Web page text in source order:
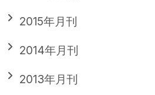
2015年月刊
2014年月刊
2013年月刊